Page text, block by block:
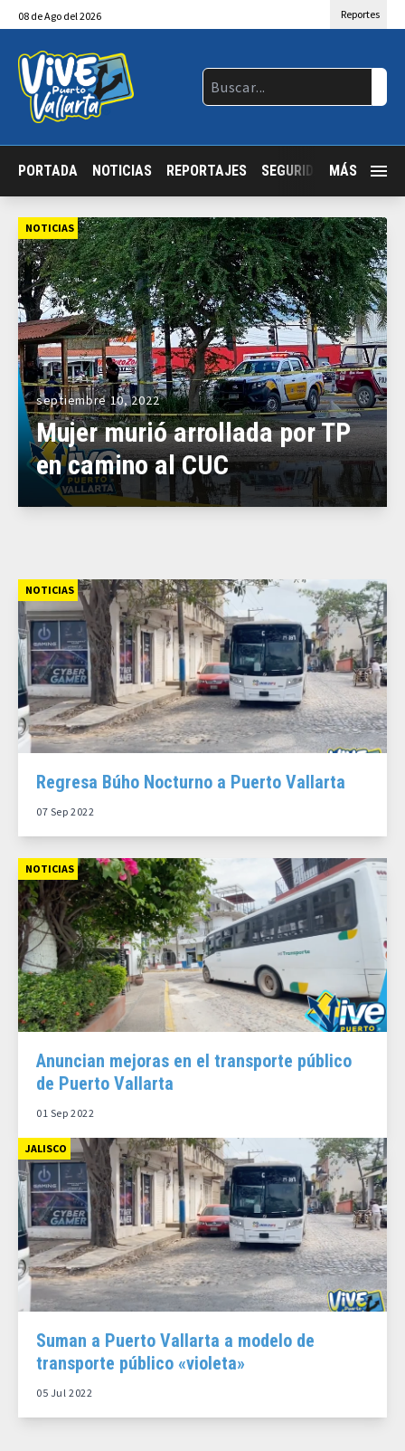
08 deAgo del 2026 Reportes
PORTADA NOTICIAS REPORTAJES SEGURIDAD JALISCO
MÁS
NOTICIAS
septiembre 10, 2022
Mujer murió arrollada por TP
en camino al CUC
NOTICIAS
Regresa Búho Nocturno a Puerto Vallarta
07 Sep 2022
NOTICIAS
Anuncian mejoras en el transporte público
de Puerto Vallarta
01 Sep 2022
JALISCO
Suman a Puerto Vallarta a modelo de
transporte público «violeta»
05 Jul 2022